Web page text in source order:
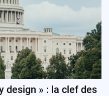
design » : la clef des